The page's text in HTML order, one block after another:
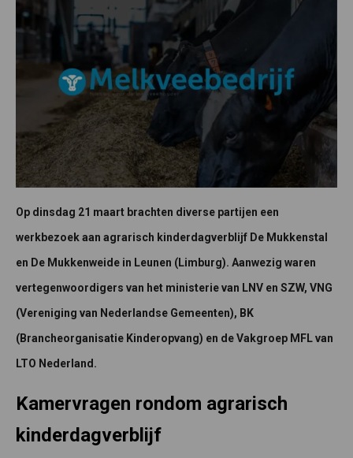
Op dinsdag 21 maart brachten diverse partijen een
werkbezoek aan agrarisch kinderdagverblijf De Mukkenstal
en De Mukkenweide in Leunen (Limburg). Aanwezig waren
vertegenwoordigers van het ministerie van LNV en SZW, VNG
(Vereniging van Nederlandse Gemeenten), BK
(Brancheorganisatie Kinderopvang) en de Vakgroep MFL van
LTO Nederland.
Kamervragen rondom agrarisch
kinderdagverblijf